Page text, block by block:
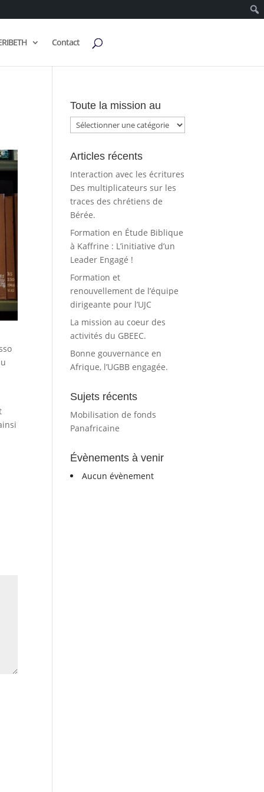
Contact
Toute la mission au
Toute
la
mission
au
Articles récents
Interaction avec les écritures
Des multiplicateurs sur les
traces des chrétiens de
Bérée.
Formation en Étude Biblique
à Kaffrine : L’initiative d’un
Leader Engagé !
Formation et
renouvellement de l’équipe
dirigeante pour l’UJC
La mission au coeur des
activités du GBEEC.
Bonne gouvernance en
Afrique, l’UGBB engagée.
Sujets récents
Mobilisation de fonds
Panafricaine
Évènements à venir
Aucun évènement